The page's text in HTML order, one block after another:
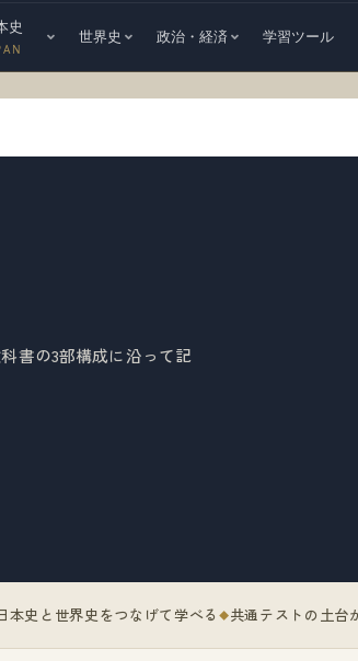
史
世界史 政治・経済 学習ツール
書の3部構成に沿って記
本史と世界史をつなげて学べる 共通テストの土台